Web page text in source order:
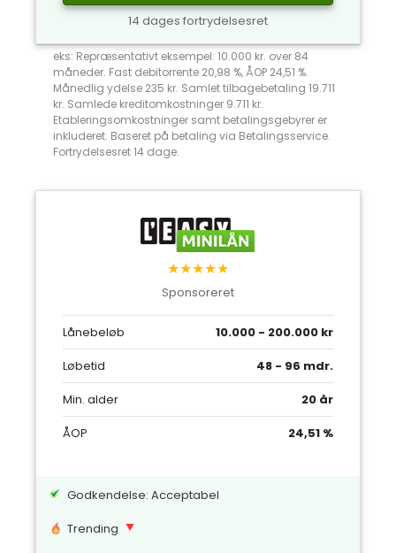
14 dages fortrydelsesret
eks: Repræsentativt eksempel: 10.000 kr. over 84
måneder. Fast debitorrente 20,98 %, ÅOP 24,51 %.
Månedlig ydelse 235 kr. Samlet tilbagebetaling 19.711
kr. Samlede kreditomkostninger 9.711 kr.
Etableringsomkostninger samt betalingsgebyrer er
inkluderet. Baseret på betaling via Betalingsservice.
Fortrydelsesret 14 dage.
★★★★★
Sponsoreret
Lånebeløb
10.000 - 200.000 kr
Løbetid
48 - 96 mdr.
Min. alder
20 år
ÅOP
24,51 %
Godkendelse: Acceptabel
Trending